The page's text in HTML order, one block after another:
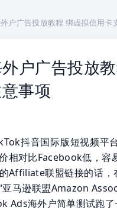
户广告投放教程 绑虚拟信用卡
户广告投放
事项
抖音国际版短视频平
相对比Facebook低，容
Affiliate联盟链接的话
马逊联盟Amazon
Ads海外户简单测试跑了